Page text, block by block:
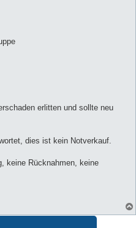
erlitten und sollte neu
dies ist kein Notverkauf.
keine Rücknahmen, keine